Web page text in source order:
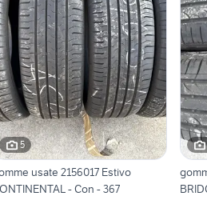
5
usate 2156017 Estivo
- Con - 367